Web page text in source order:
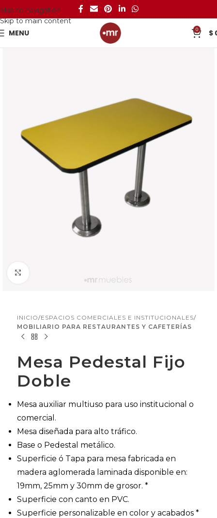
Skip to navigation
Skip to main content
MENU 0 $
INICIO ESPACIOS COMERCIALES E INSTITUCIONALES
MOBILIARIO PARA RESTAURANTES Y CAFETERÍAS
Mesa Pedestal Fijo
Doble
Mesa auxiliar multiuso para uso institucional o
comercial.
Mesa diseñada para alto tráfico.
Base o Pedestal metálico.
Superficie ó Tapa para mesa fabricada en
madera aglomerada laminada disponible en:
19mm, 25mm y 30mm de grosor. *
Superficie con canto en PVC.
Superficie personalizable en color y acabados *